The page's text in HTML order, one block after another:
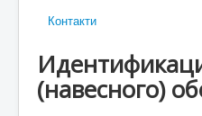
Контакти
(навесного)